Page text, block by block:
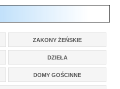
ZAKONY ŻEŃSKIE
DZIEŁA
DOMY GOŚCINNE